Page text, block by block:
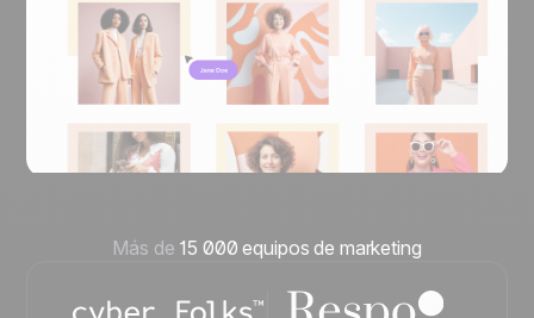
Más de 15 000 equipos de marketing